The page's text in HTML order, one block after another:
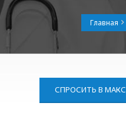
Главная
СПРОСИТЬ В МАКС